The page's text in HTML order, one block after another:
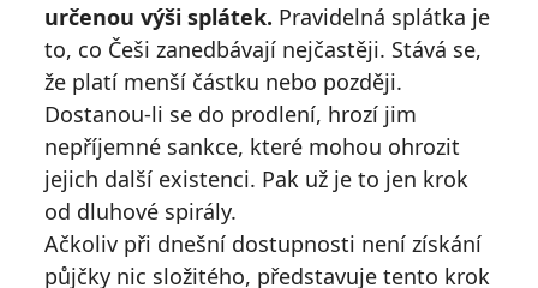
určenou výši splátek. Pravidelná splátka je
to, co Češi zanedbávají nejčastěji. Stává se,
že platí menší částku nebo později.
Dostanou-li se do prodlení, hrozí jim
nepříjemné sankce, které mohou ohrozit
jejich další existenci. Pak už je to jen krok
od dluhové spirály.
Ačkoliv při dnešní dostupnosti není získání
půjčky nic složitého, představuje tento krok